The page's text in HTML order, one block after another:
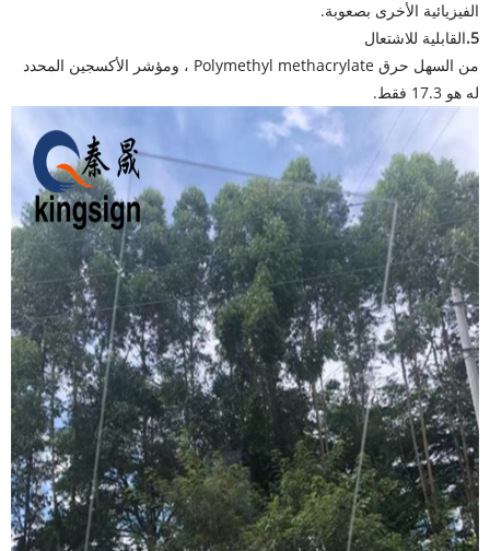
الفيزيائية الأخرى بصعوبة.
5. القابلية للاشتعال
من السهل حرق Polymethyl methacrylate ، ومؤشر الأكسجين المحدد
له هو 17.3 فقط.